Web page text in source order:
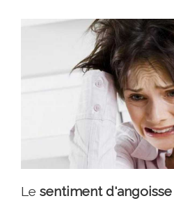
Le sentiment d'angoisse